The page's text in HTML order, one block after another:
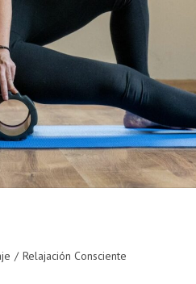
/ Relajación Consciente